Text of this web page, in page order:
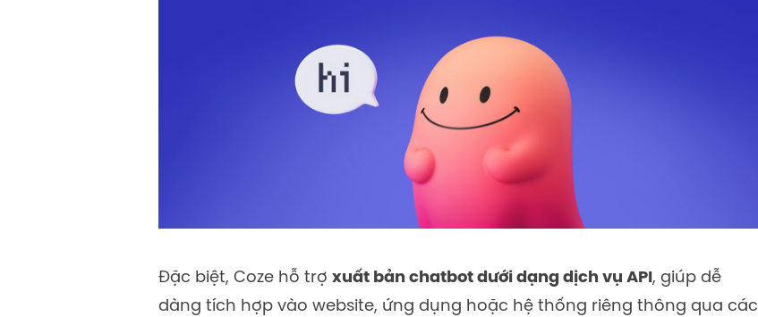
Đặc biệt, Coze hỗ trợ xuất bản chatbot dưới dạng dịch vụ API, giúp dễ
dàng tích hợp vào website, ứng dụng hoặc hệ thống riêng thông qua các